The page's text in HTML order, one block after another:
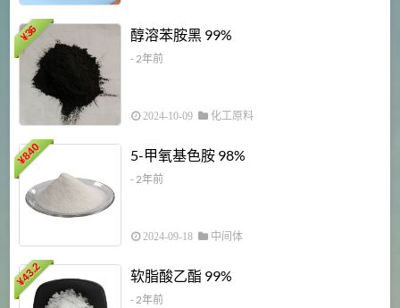
¥
36 醇溶苯胺黑 99%
- 2年前
2024-10-09 化工原料
¥
840 5-甲氧基色胺 98%
- 2年前
2024-09-18 中间体
¥
43.2 软脂酸乙酯 99%
- 2年前